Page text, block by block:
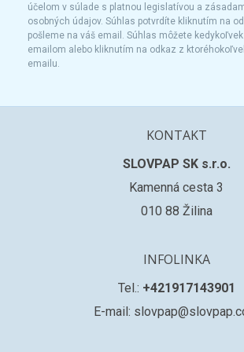
účelom v súlade s platnou legislatívou a
osobných údajov. Súhlas potvrdíte kliknutím na
pošleme na váš email. Súhlas môžete
emailom alebo kliknutím na odkaz z
emailu.
KONTAKT
SLOVPAP SK s.r.o.
Kamenná cesta 3
010 88 Žilina
INFOLINKA
Tel.: +421917143901
E-mail: